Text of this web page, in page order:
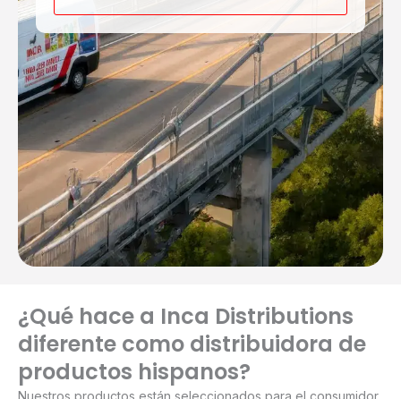
¿Qué hace a Inca Distributions
diferente como distribuidora de
productos hispanos?
Nuestros productos están seleccionados para el consumidor